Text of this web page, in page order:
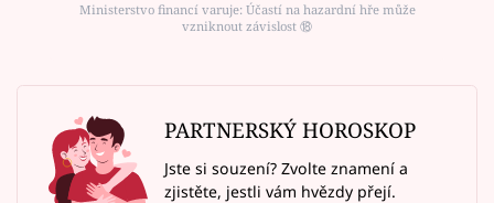
Ministerstvo financí varuje: Účastí na hazardní hře může
vzniknout závislost ⑱
PARTNERSKÝ HOROSKOP
Jste si souzení? Zvolte znamení a
zjistěte, jestli vám hvězdy přejí.